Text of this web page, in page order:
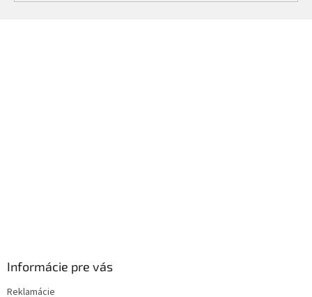
Informácie pre vás
Reklamácie